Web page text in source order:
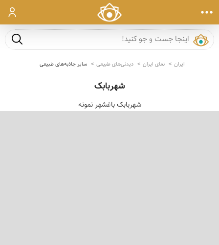
ورود
جست و
ایران نمای ایران دیدنی‌های طبیعی سایر جاذبه‌های طبیعی
شهربابک
شهربابک باغشهر نمونه